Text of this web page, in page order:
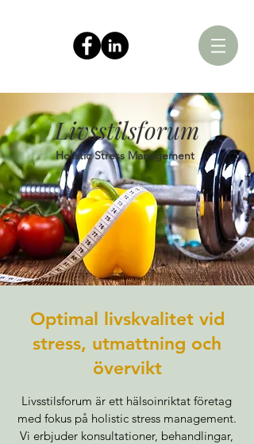
Livsstilsforum
Holistic Stress Management
Optimal livskvalitet vid
stress, utmattning och
övervikt
Livsstilsforum är ett hälsoinriktat företag
med fokus på holistic stress management.
Vi erbjuder konsultationer, behandlingar,